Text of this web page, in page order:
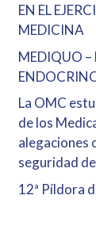
EN EL
MEDICINA
MEDIQUO –
La OMC
de los
alegaciones
seguridad
12ª Píldora